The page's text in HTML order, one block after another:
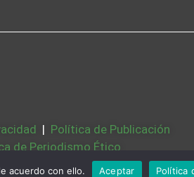
| Política de Publicación
de Periodismo Ético
Legales Partners | Sobre
acuerdo con ello. Aceptar Política